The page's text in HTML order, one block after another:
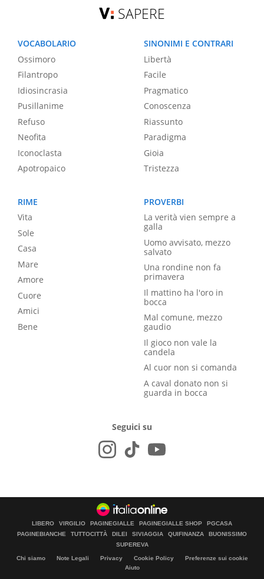
SAPERE
VOCABOLARIO
Ossimoro
Filantropo
Idiosincrasia
Pusillanime
Refuso
Neofita
Iconoclasta
Apotropaico
SINONIMI E CONTRARI
Libertà
Facile
Pragmatico
Conoscenza
Riassunto
Paradigma
Gioia
Tristezza
RIME
Vita
Sole
Casa
Mare
Amore
Cuore
Amici
Bene
PROVERBI
La verità vien sempre a
galla
Uomo avvisato, mezzo
salvato
Una rondine non fa
primavera
Il mattino ha l'oro in
bocca
Mal comune, mezzo
gaudio
Il gioco non vale la
candela
Al cuor non si comanda
A caval donato non si
guarda in bocca
Seguici su
LIBERO VIRGILIO PAGINEGIALLE PAGINEGIALLE SHOP
PGCASA
PAGINEBIANCHE
TUTTOCITTÀ DILEI SIVIAGGIA QUIFINANZA
BUONISSIMO
SUPEREVA
Chi siamo Note Legali Privacy Cookie Policy
Preferenze sui cookie
Aiuto